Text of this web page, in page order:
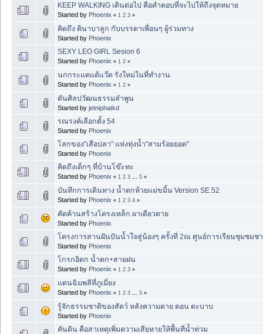
KEEP WALKING เดินต่อไป คือคำตอบที่จะไปให้ถึงจุดหมาย
Started by Phoenix « 1 2 3 »
คิดถึง คินาบาลูก กับบรรดาเพื่อนๆ ผู้ร่วมทาง
Started by Phoenix
SEXY LEO GIRL Sesion 6
Started by Phoenix « 1 2 »
นกกระแตแต้แว๊ด รังใหม่ในที่ทำงาน
Started by Phoenix « 1 2 »
ดันศิลปวัฒนธรรมลำพูน
Started by jetniphatkd
รณรงค์เลือกตั้ง 54
Started by Phoenix
โลกของ"เสือปลา" แห่งทุ่งน้ำ"สามร้อยยอด"
Started by Phoenix
คิดถึงเด็กๆ ที่บ้านโข๊ะทะ
Started by Phoenix « 1 2 3 5 »
บันทึกการเดินทาง น้ำตกห้วยแม่ขมิ้น Version SE.52
Started by Phoenix « 1 2 3 4 »
คัดค้านสร้างโครงเหล็ก ผาเดียวดาย
Started by Phoenix
โครงการสานฝันปันน้ำใจสู่น้องๆ ครั้งที่ 2ณ ศูนย์การเรียนชุมชมช
Started by Phoenix
โกรกอิดก น้ำตก+สายฝน
Started by Phoenix « 1 2 3 »
แดนฉิมพลีที่ภูเมี่ยง
Started by Phoenix « 1 2 3 5 »
รู้จักธรรมชาติของสัตว์ หลังความตาย ตอน ตะบาบ
Started by Phoenix
คันดิน คือสาเหตุเพิ่มความเสียหายให้พื้นที่น้ำท่วม